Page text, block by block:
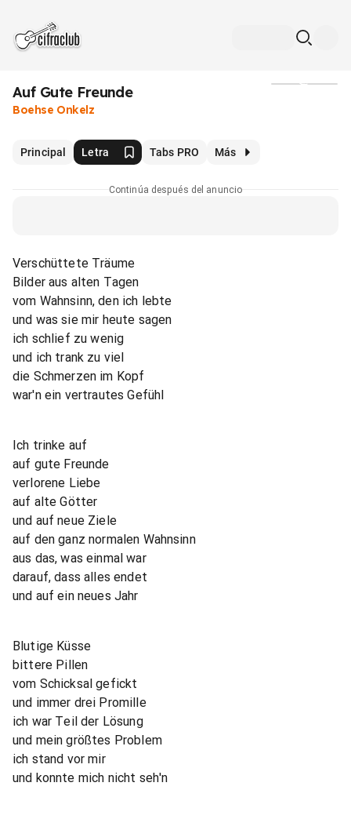
Auf Gute Freunde
Boehse Onkelz
Principal Letra Tabs PRO Más
Continúa después del anuncio
Verschüttete Träume
Bilder aus alten Tagen
vom Wahnsinn, den ich lebte
und was sie mir heute sagen
ich schlief zu wenig
und ich trank zu viel
die Schmerzen im Kopf
war'n ein vertrautes Gefühl
Ich trinke auf
auf gute Freunde
verlorene Liebe
auf alte Götter
und auf neue Ziele
auf den ganz normalen Wahnsinn
aus das, was einmal war
darauf, dass alles endet
und auf ein neues Jahr
Blutige Küsse
bittere Pillen
vom Schicksal gefickt
und immer drei Promille
ich war Teil der Lösung
und mein größtes Problem
ich stand vor mir
und konnte mich nicht seh'n